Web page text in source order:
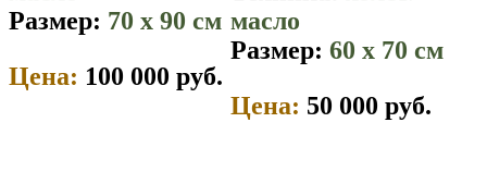
Размер: 70 x 90 см
Цена: 100 000 руб.
масло
Размер: 60 x 70 см
Цена: 50 000 руб.